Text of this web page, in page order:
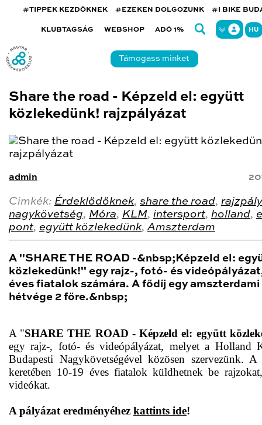
#TIPPEK KEZDŐKNEK #EZEKEN DOLGOZUNK #I BIKE
KLUBTAGSÁG WEBSHOP ADÓ 1% HU
Támogass minket
Share the road - Képzeld el: együtt
közlekedünk! rajzpályázat
admin
Cimkék: Érdeklődőknek, share the road,
nagykövetség, Móra, KLM, intersport, holland,
pont, együtt közlekedünk,Amszterdam
A "SHARE THE ROAD -&nbsp;Képzeld el:
közlekedünk!" egy rajz-, fotó- és
éves fiatalok számára. A fődíj egy amszterdami
hétvége 2 főre.&nbsp;
A "SHARE THE ROAD - Képzeld el: együtt
egy rajz-, fotó- és videópályázat, melyet a Holland
Budapesti Nagykövetségével közösen szervezünk. A
keretében 10-19 éves fiatalok küldhetnek be
videókat.
A pályázat eredményéhez kattints ide!